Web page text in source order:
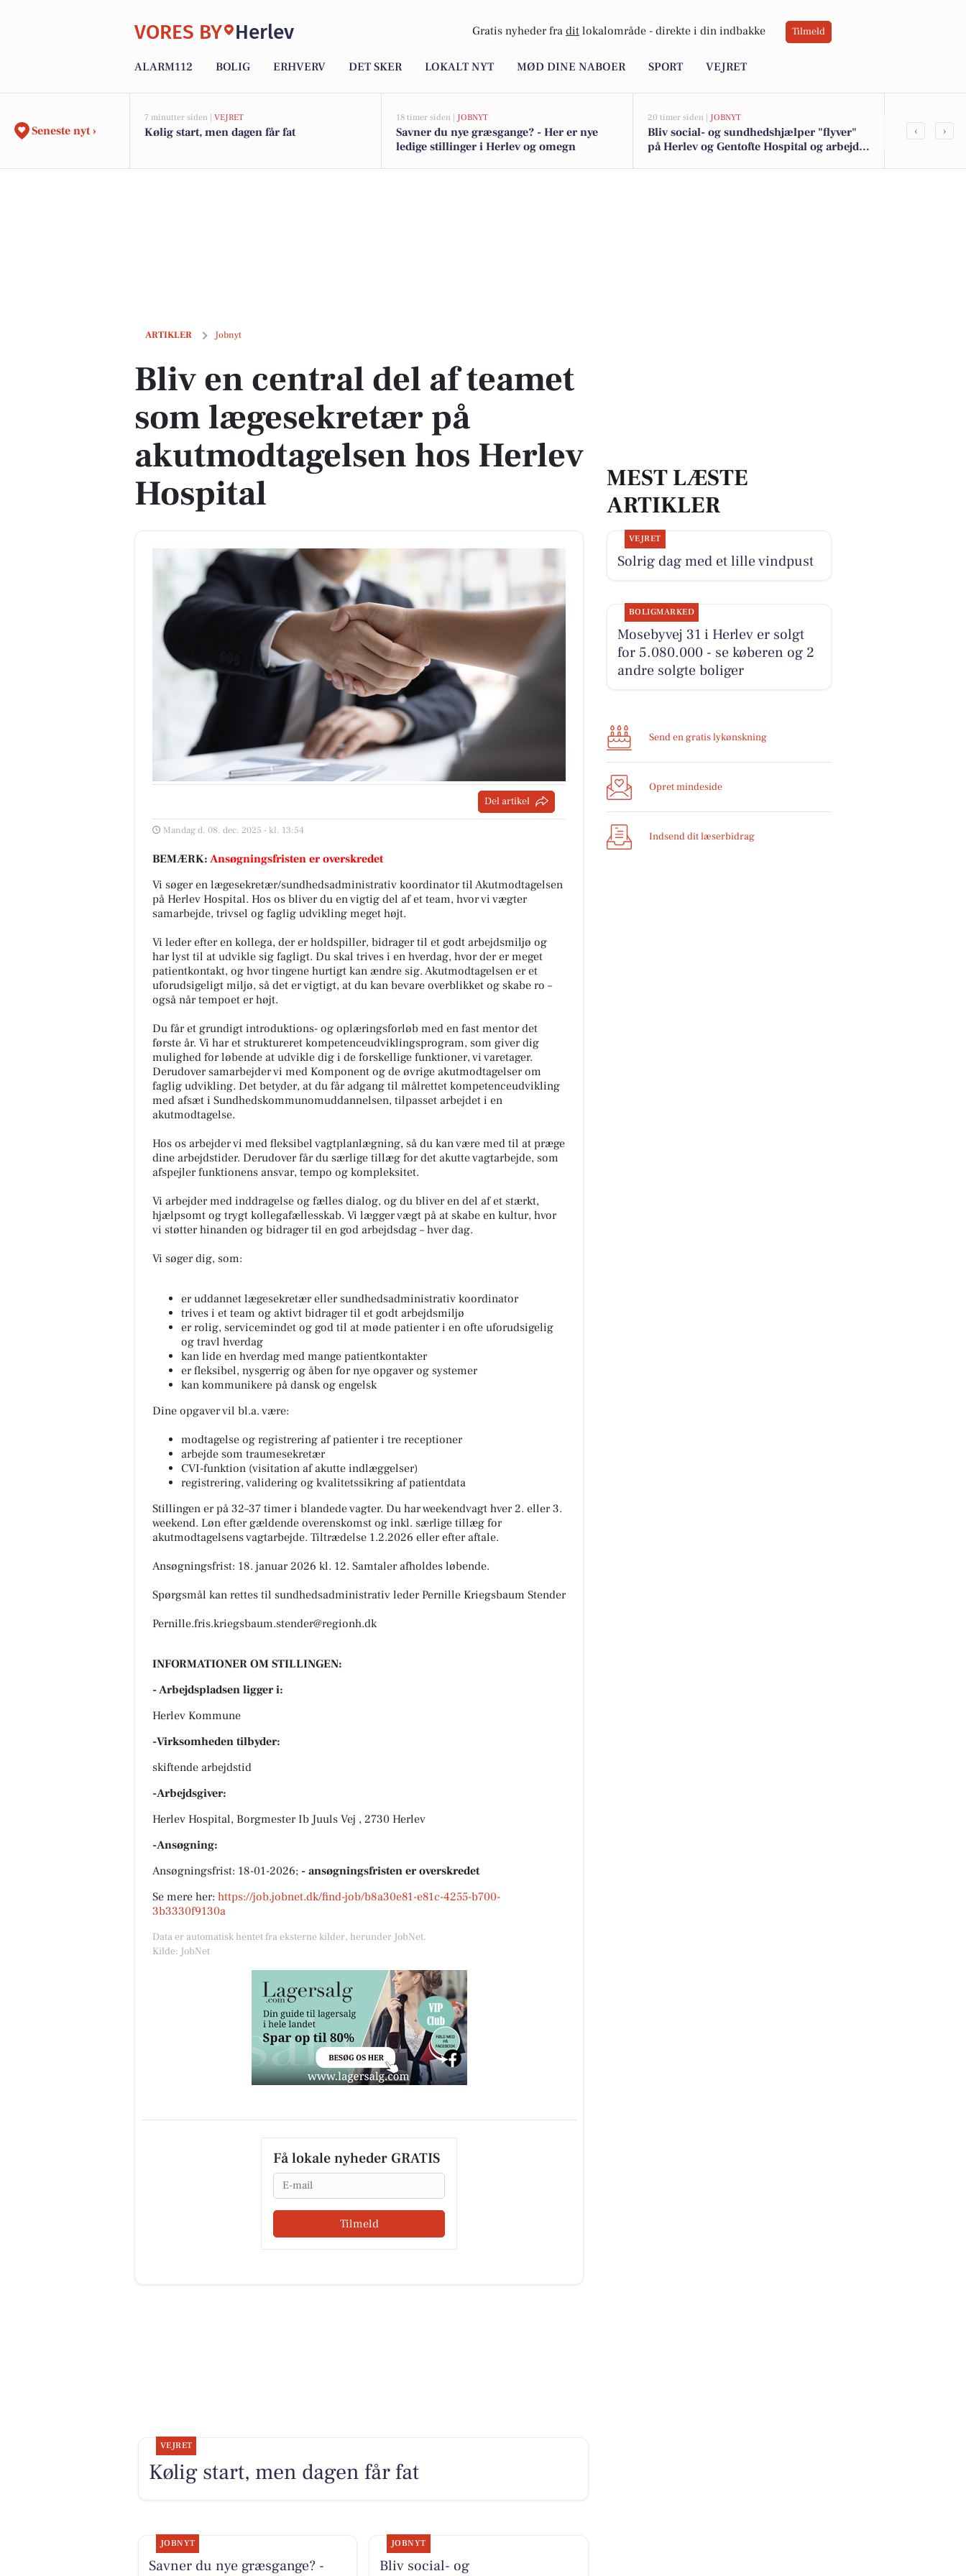
VORES BY Herlev Gratis nyheder fra dit lokalområde - direkte i din indbakke Tilmeld
ALARM112 BOLIG ERHVERV DET SKER LOKALT NYT MØD DINE NABOER SPORT VEJRET
Seneste nyt ›
7 minutter siden | VEJRET
Kølig start, men dagen får fat
18 timer siden | JOBNYT
Savner du nye græsgange? - Her er nye
ledige stillinger i Herlev og omegn
20 timer siden | JOBNYT
Bliv social- og sundhedshjælper "flyver"
på Herlev og Gentofte Hospital og arbejd
‹ ›
ARTIKLER Jobnyt
Bliv en central del af teamet som lægesekretær på akutmodtagelsen hos Herlev Hospital
Bliv en central del af teamet
som lægesekretær på
akutmodtagelsen hos Herlev
Hospital
Del artikel
Mandag d. 08. dec. 2025 - kl. 13:54
BEMÆRK: Ansøgningsfristen er overskredet
Vi søger en lægesekretær/sundhedsadministrativ koordinator til Akutmodtagelsen
på Herlev Hospital. Hos os bliver du en vigtig del af et team, hvor vi vægter
samarbejde, trivsel og faglig udvikling meget højt.
Vi leder efter en kollega, der er holdspiller, bidrager til et godt arbejdsmiljø og
har lyst til at udvikle sig fagligt. Du skal trives i en hverdag, hvor der er meget
patientkontakt, og hvor tingene hurtigt kan ændre sig. Akutmodtagelsen er et
uforudsigeligt miljø, så det er vigtigt, at du kan bevare overblikket og skabe ro –
også når tempoet er højt.
Du får et grundigt introduktions- og oplæringsforløb med en fast mentor det
første år. Vi har et struktureret kompetenceudviklingsprogram, som giver dig
mulighed for løbende at udvikle dig i de forskellige funktioner, vi varetager.
Derudover samarbejder vi med Komponent og de øvrige akutmodtagelser om
faglig udvikling. Det betyder, at du får adgang til målrettet kompetenceudvikling
med afsæt i Sundhedskommunomuddannelsen, tilpasset arbejdet i en
akutmodtagelse.
Hos os arbejder vi med fleksibel vagtplanlægning, så du kan være med til at præge
dine arbejdstider. Derudover får du særlige tillæg for det akutte vagtarbejde, som
afspejler funktionens ansvar, tempo og kompleksitet.
Vi arbejder med inddragelse og fælles dialog, og du bliver en del af et stærkt,
hjælpsomt og trygt kollegafællesskab. Vi lægger vægt på at skabe en kultur, hvor
vi støtter hinanden og bidrager til en god arbejdsdag – hver dag.
Vi søger dig, som:
er uddannet lægesekretær eller sundhedsadministrativ koordinator
trives i et team og aktivt bidrager til et godt arbejdsmiljø
er rolig, servicemindet og god til at møde patienter i en ofte uforudsigelig
og travl hverdag
kan lide en hverdag med mange patientkontakter
er fleksibel, nysgerrig og åben for nye opgaver og systemer
kan kommunikere på dansk og engelsk
Dine opgaver vil bl.a. være:
modtagelse og registrering af patienter i tre receptioner
arbejde som traumesekretær
CVI-funktion (visitation af akutte indlæggelser)
registrering, validering og kvalitetssikring af patientdata
Stillingen er på 32–37 timer i blandede vagter. Du har weekendvagt hver 2. eller 3.
weekend. Løn efter gældende overenskomst og inkl. særlige tillæg for
akutmodtagelsens vagtarbejde. Tiltrædelse 1.2.2026 eller efter aftale.
Ansøgningsfrist: 18. januar 2026 kl. 12. Samtaler afholdes løbende.
Spørgsmål kan rettes til sundhedsadministrativ leder Pernille Kriegsbaum Stender
Pernille.fris.kriegsbaum.stender@regionh.dk
INFORMATIONER OM STILLINGEN:
- Arbejdspladsen ligger i:
Herlev Kommune
-Virksomheden tilbyder:
skiftende arbejdstid
-Arbejdsgiver:
Herlev Hospital, Borgmester Ib Juuls Vej , 2730 Herlev
-Ansøgning:
Ansøgningsfrist: 18-01-2026; - ansøgningsfristen er overskredet
Se mere her: https://job.jobnet.dk/find-job/b8a30e81-e81c-4255-b700-
3b3330f9130a
Data er automatisk hentet fra eksterne kilder, herunder JobNet.
Kilde: JobNet
Få lokale nyheder GRATIS
Email
Tilmeld
MEST LÆSTE
ARTIKLER
VEJRET
Solrig dag med et lille vindpust
BOLIGMARKED
Mosebyvej 31 i Herlev er solgt
for 5.080.000 - se køberen og 2
andre solgte boliger
Send en gratis lykønskning
Opret mindeside
Indsend dit læserbidrag
VEJRET
Kølig start, men dagen får fat
JOBNYT
Savner du nye græsgange? -
JOBNYT
Bliv social- og